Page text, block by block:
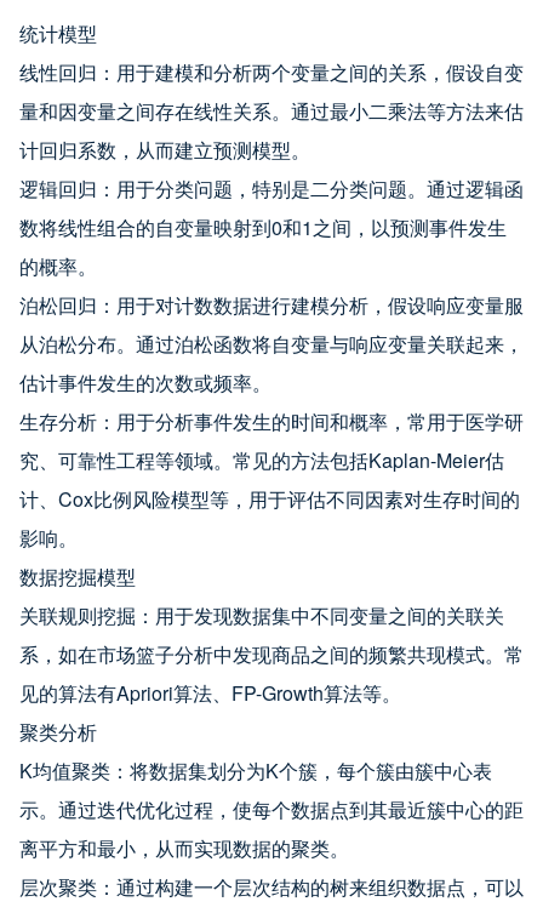
统计模型
线性回归：用于建模和分析两个变量之间的关系，假设自变
量和因变量之间存在线性关系。通过最小二乘法等方法来估
计回归系数，从而建立预测模型。
逻辑回归：用于分类问题，特别是二分类问题。通过逻辑函
数将线性组合的自变量映射到0和1之间，以预测事件发生
的概率。
泊松回归：用于对计数数据进行建模分析，假设响应变量服
从泊松分布。通过泊松函数将自变量与响应变量关联起来，
估计事件发生的次数或频率。
生存分析：用于分析事件发生的时间和概率，常用于医学研
究、可靠性工程等领域。常见的方法包括Kaplan-Meier估
计、Cox比例风险模型等，用于评估不同因素对生存时间的
影响。
数据挖掘模型
关联规则挖掘：用于发现数据集中不同变量之间的关联关
系，如在市场篮子分析中发现商品之间的频繁共现模式。常
见的算法有Apriori算法、FP-Growth算法等。
聚类分析
K均值聚类：将数据集划分为K个簇，每个簇由簇中心表
示。通过迭代优化过程，使每个数据点到其最近簇中心的距
离平方和最小，从而实现数据的聚类。
层次聚类：通过构建一个层次结构的树来组织数据点，可以